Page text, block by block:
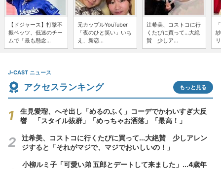
【ドジャース】打撃不
振ベッツ、低迷のチー
ムで「最も懸念...
元カップルYouTuber
「夜のひと笑い」いち
え、新恋...
辻希美、コストコに行
くたびに買って...大絶
賛 少しア...
J-CAST ニュース
アクセスランキング もっと見る
生見愛瑠、へそ出し「めるのふく」コーデでかわいすぎ大反
響 「スタイル抜群」「めっちゃお洒落」「最高！」
辻希美、コストコに行くたびに買って...大絶賛 少しアレン
ジすると「それがマジで、マジでおいしいの！」
小柳ルミ子「可愛い弟 五郎とデートして来ました」...4歳年